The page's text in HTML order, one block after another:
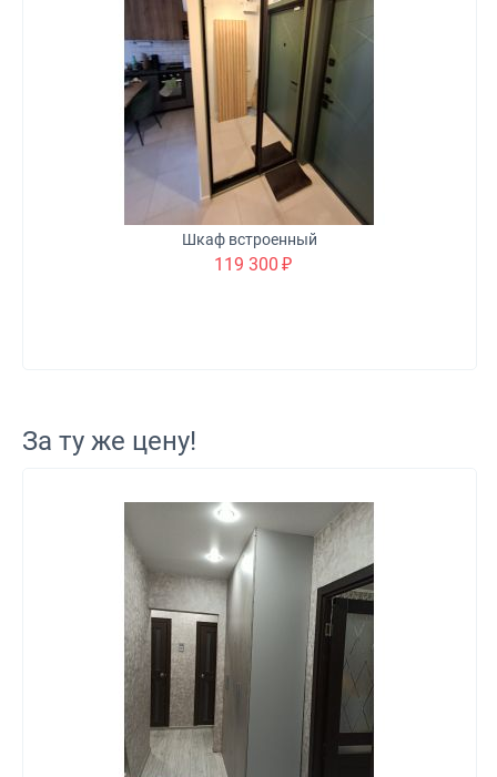
Шкаф встроенный
119 300 ₽
За ту же цену!